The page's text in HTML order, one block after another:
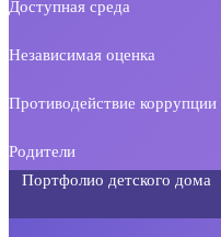
Доступная среда
Независимая оценка
Противодействие коррупции
Родители
Портфолио детского дома